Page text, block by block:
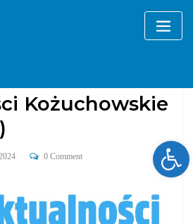
Kożuchowskie
0 Comment